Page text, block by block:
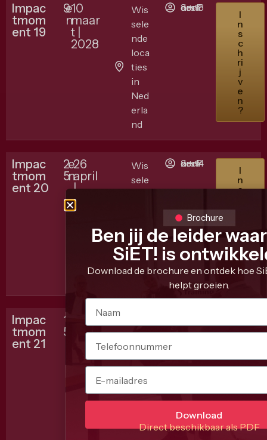
Impac
tmom
ent 19
9
e
n
10
maar
t |
2028
Wis
sele
nde
loca
ties
in
Ned
erla
nd
3 + 13 deelnemers ?
I
n
s
c
h
ri
j
v
e
n
?
Impac
tmom
ent 20
2
5
e
n
26
april
|
2028
Wis
sele
Ned
erla
2 + 14 deelnemers ?
I
n
s
v
e
n
?
Impac
tmom
ent 21
1
5
juni |
2028
sele
nde
loca
ties
in
erla
I
n
h
v
e
?
Brochure
Ben jij de leider
SiET! is
Download de brochure en ontdek hoe
helpt groeien.
Download
Direct beschikbaar als PDF